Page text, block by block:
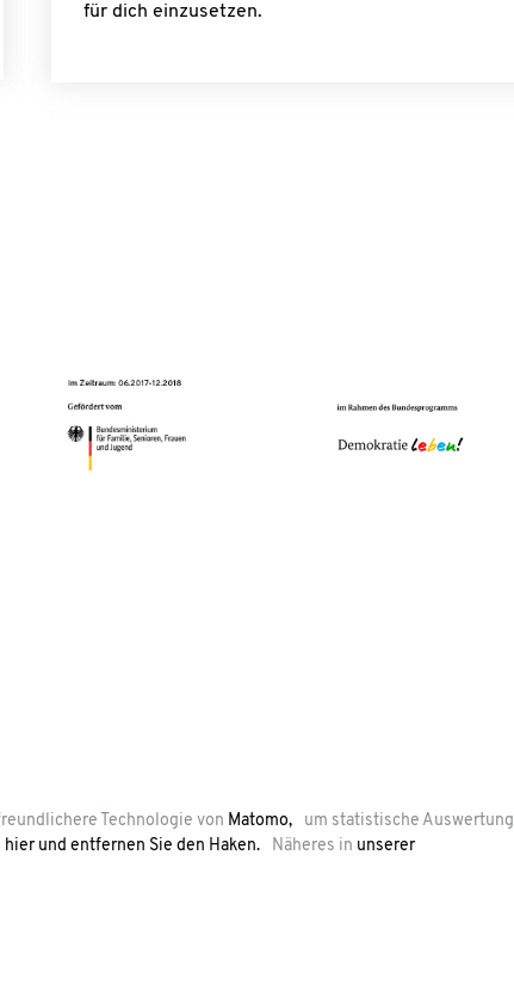
für dich einzusetzen.
Technologie von Matomo,
um statistische
und entfernen Sie den Haken. Näheres in unserer